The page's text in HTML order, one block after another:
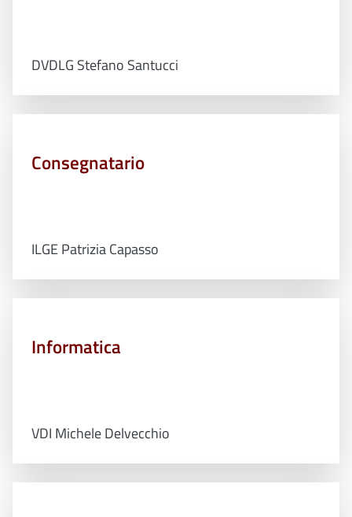
DVDLG Stefano Santucci
Consegnatario
ILGE Patrizia Capasso
Informatica
VDI Michele Delvecchio